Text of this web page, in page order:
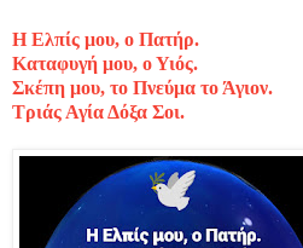
Η Ελπίς μου, ο Πατήρ.
Καταφυγή μου, ο Υιός.
Σκέπη μου, το Πνεύμα το Άγιον.
Τριάς Αγία Δόξα Σοι.